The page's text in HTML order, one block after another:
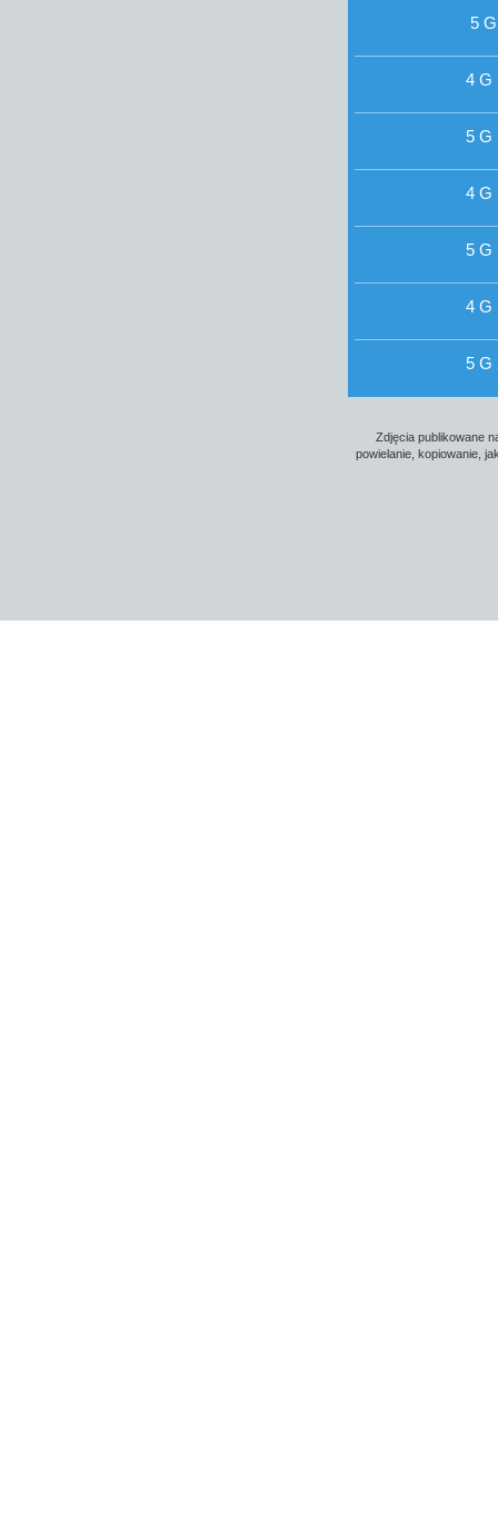
5
4 G
5 G
4 G
5 G
4 G
5 G
Zdjęcia publikowane
powielanie, kopiowanie,